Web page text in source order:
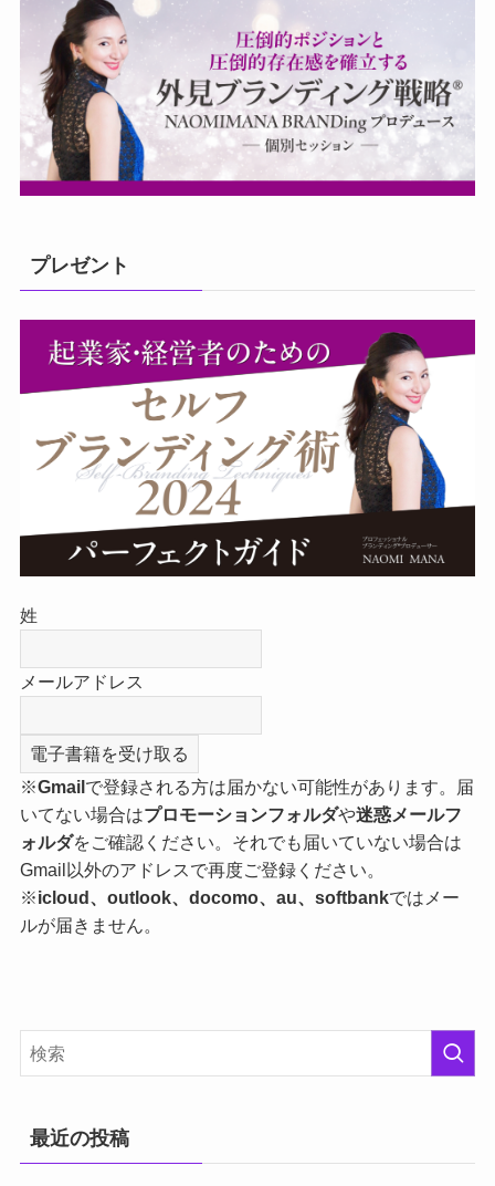
プレゼント
姓
メールアドレス
※Gmailで登録される方は届かない可能性があります。届
いてない場合はプロモーションフォルダや迷惑メールフ
ォルダをご確認ください。それでも届いていない場合は
Gmail以外のアドレスで再度ご登録ください。
※icloud、outlook、docomo、au、softbankではメー
ルが届きません。
最近の投稿